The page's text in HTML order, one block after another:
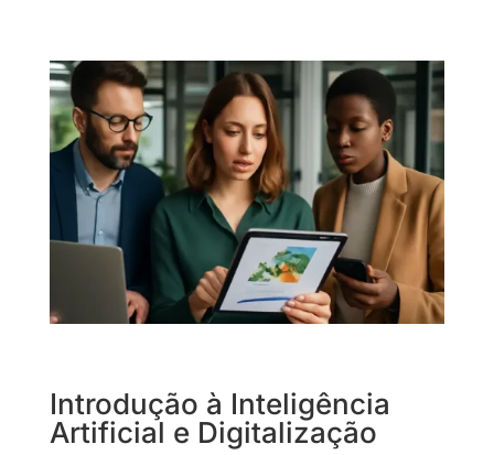
Introdução à Inteligência
Artificial e Digitalização